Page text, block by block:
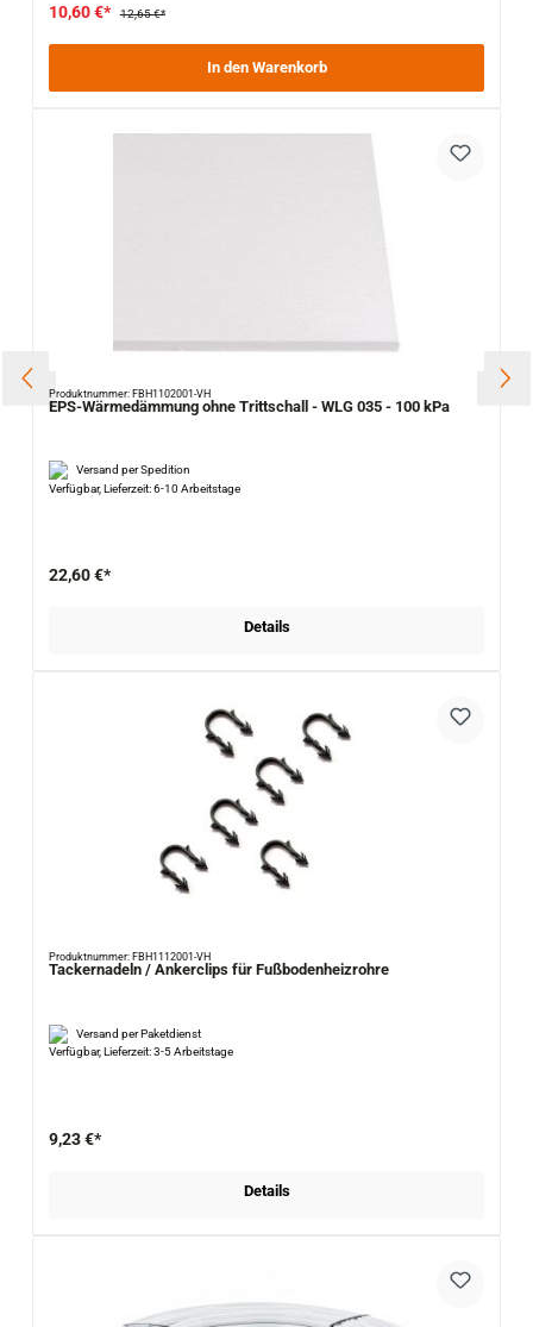
10,60 €* 12,65 €*
In den Warenkorb
Produktnummer: FBH1102001-VH
EPS-Wärmedämmung ohne Trittschall - WLG 035 - 100 kPa
Versand per Spedition
Verfügbar, Lieferzeit: 6-10 Arbeitstage
22,60 €*
Details
Produktnummer: FBH1112001-VH
Tackernadeln / Ankerclips für Fußbodenheizrohre
Versand per Paketdienst
Verfügbar, Lieferzeit: 3-5 Arbeitstage
9,23 €*
Details